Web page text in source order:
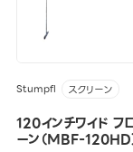
Stumpfl スクリーン
120インチワイド フ
ーン（MBF-120HD